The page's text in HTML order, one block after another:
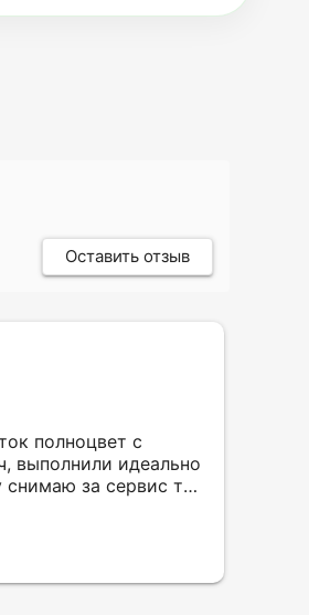
Оставить отзыв
полноцвет с
выполнили идеально
снимаю за сервис так
за 30 мин до
никого не было.